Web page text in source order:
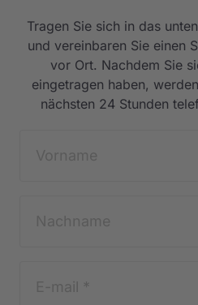
Tragen Sie sich in das
und vereinbaren Sie einen
vor Ort. Nachdem Sie
eingetragen haben,
nächsten 24 Stunden